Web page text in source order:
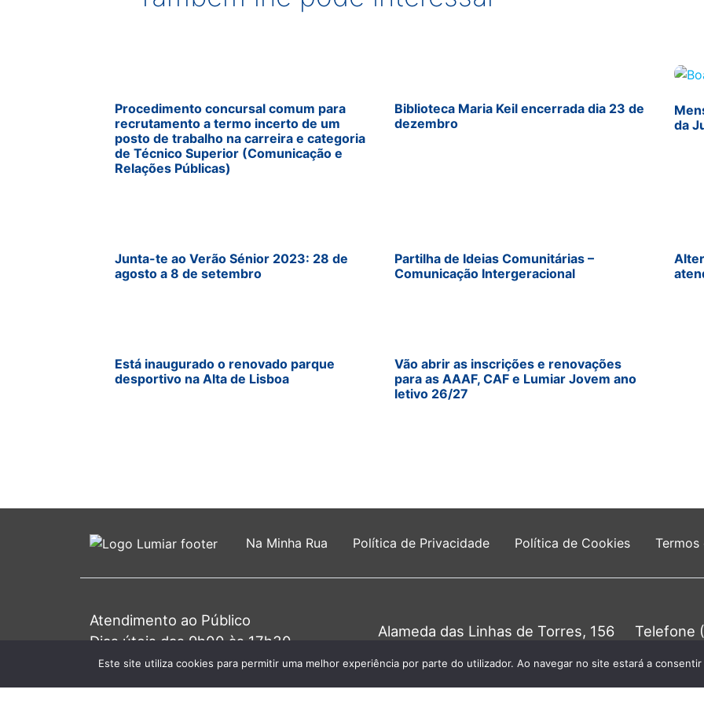
Procedimento concursal comum para
recrutamento a termo incerto de um
posto de trabalho na carreira e categoria
de Técnico Superior (Comunicação e
Relações Públicas)
Biblioteca Maria Keil encerrada dia 23 de
dezembro
da
Junta-te ao Verão Sénior 2023: 28 de
agosto a 8 de setembro
Partilha de Ideias Comunitárias –
Comunicação Intergeracional
Está inaugurado o renovado parque
desportivo na Alta de Lisboa
Vão abrir as inscrições e renovações
para as AAAF, CAF e Lumiar Jovem ano
letivo 26/27
Na Minha Rua Política de Privacidade Política de Cookies
Atendimento ao Público
Dias úteis das 9h00 às 17h30
Primeira 4ª do mês das 9h00 às 20h00
Alameda das Linhas de Torres, 156
Telefone
Este site utiliza cookies para permitir uma melhor experiência por parte do utilizador. Ao navegar no site estará a